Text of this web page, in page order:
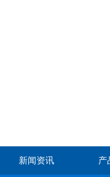
新闻资讯 产